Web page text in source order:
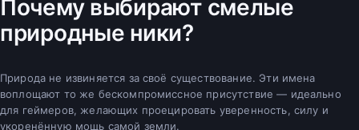
Почему выбирают смелые
природные ники?
Природа не извиняется за своё существование. Эти имена
воплощают то же бескомпромиссное присутствие — идеально
для геймеров, желающих проецировать уверенность, силу и
укоренённую мощь самой земли.